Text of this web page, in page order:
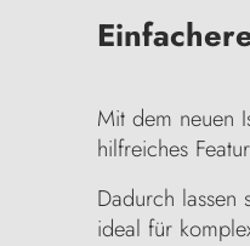
Mit dem neuen
hilfreiches
Dadurch lassen
ideal für